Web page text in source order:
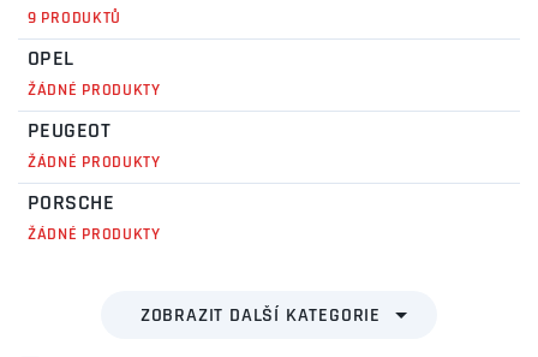
9 PRODUKTŮ
OPEL
ŽÁDNÉ PRODUKTY
PEUGEOT
ŽÁDNÉ PRODUKTY
PORSCHE
ŽÁDNÉ PRODUKTY